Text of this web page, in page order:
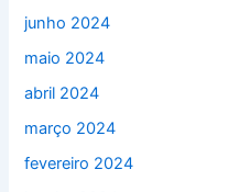
junho 2024
maio 2024
abril 2024
março 2024
fevereiro 2024